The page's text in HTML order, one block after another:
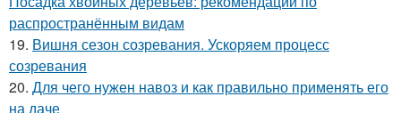
распространённым видам
19. Вишня сезон созревания. Ускоряем процесс
созревания
20. Для чего нужен навоз и как правильно применять его
на даче